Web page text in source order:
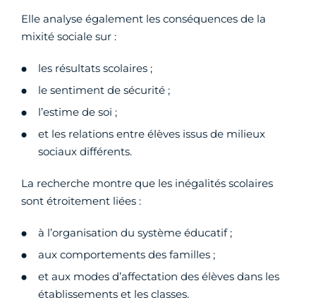
Elle analyse également les conséquences de la
mixité sociale sur :
les résultats scolaires ;
le sentiment de sécurité ;
l’estime de soi ;
et les relations entre élèves issus de milieux
sociaux différents.
La recherche montre que les inégalités scolaires
sont étroitement liées :
à l’organisation du système éducatif ;
aux comportements des familles ;
et aux modes d’affectation des élèves dans les
établissements et les classes.